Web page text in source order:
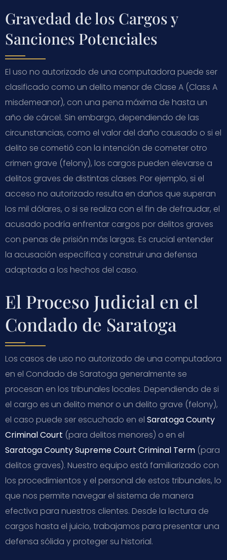
Gravedad de los Cargos y
Sanciones Potenciales
El uso no autorizado de una computadora puede ser
clasificado como un delito menor de Clase A (Class A
misdemeanor), con una pena máxima de hasta un
año de cárcel. Sin embargo, dependiendo de las
circunstancias, como el valor del daño causado o si el
delito se cometió con la intención de cometer otro
crimen grave (felony), los cargos pueden elevarse a
delitos graves de distintas clases. Por ejemplo, si el
acceso no autorizado resulta en daños que superan
los mil dólares, o si se realiza con el fin de defraudar, el
acusado podría enfrentar cargos por delitos graves
con penas de prisión más largas. Es crucial entender
la acusación específica y construir una defensa
adaptada a los hechos del caso.
El Proceso Judicial en el
Condado de Saratoga
Los casos de uso no autorizado de una computadora
en el Condado de Saratoga generalmente se
procesan en los tribunales locales. Dependiendo de si
el cargo es un delito menor o un delito grave (felony),
el caso puede ser escuchado en el Saratoga County
Criminal Court (para delitos menores) o en el
Saratoga County Supreme Court Criminal Term (para
delitos graves). Nuestro equipo está familiarizado con
los procedimientos y el personal de estos tribunales, lo
que nos permite navegar el sistema de manera
efectiva para nuestros clientes. Desde la lectura de
cargos hasta el juicio, trabajamos para presentar una
defensa sólida y proteger su historial.